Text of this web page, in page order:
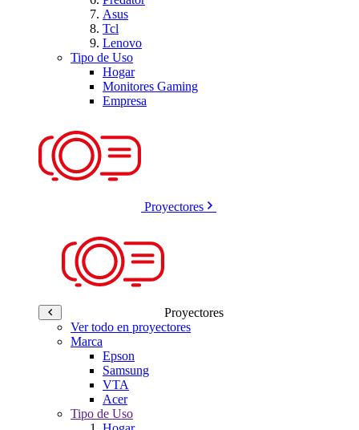
Asus
Tcl
Lenovo
Tipo de Uso
Hogar
Monitores Gaming
Empresa
Proyectores
Proyectores
Ver todo en proyectores
Marca
Epson
Samsung
VTA
Acer
Tipo de Uso